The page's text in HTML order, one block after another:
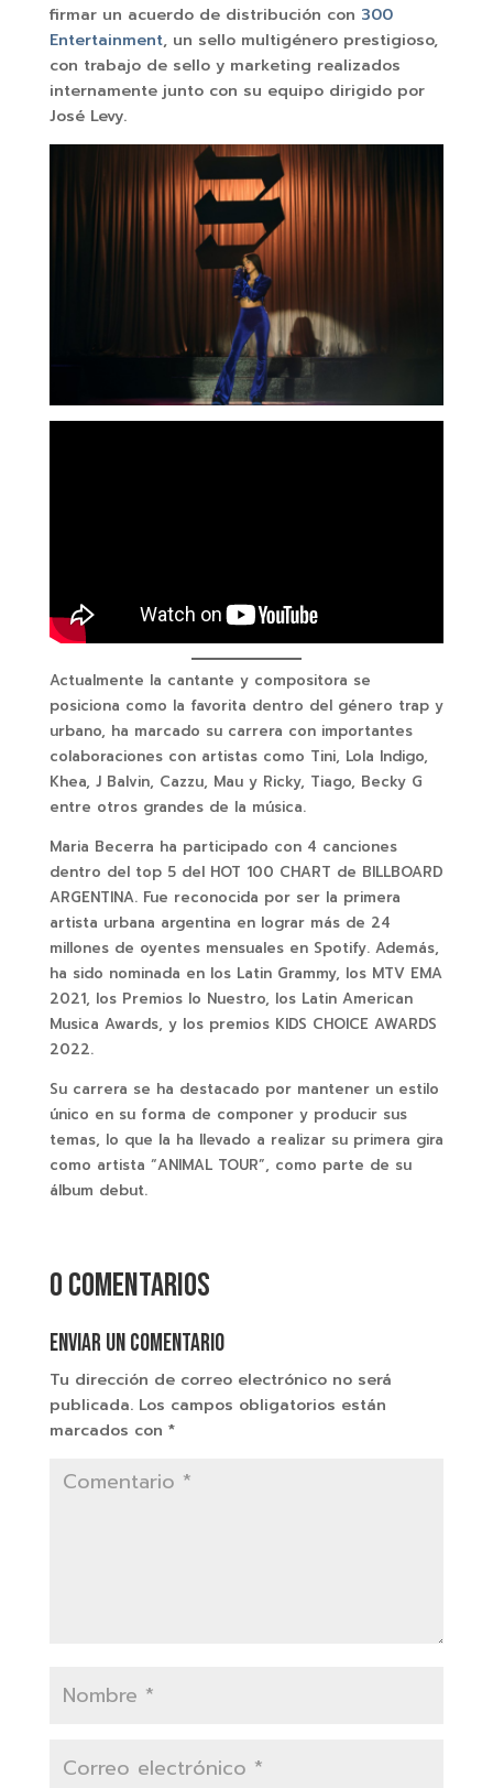
firmar un acuerdo de distribución con 300
Entertainment, un sello multigénero prestigioso,
con trabajo de sello y marketing realizados
internamente junto con su equipo dirigido por
José Levy.
Actualmente la cantante y compositora se
posiciona como la favorita dentro del género trap y
urbano, ha marcado su carrera con importantes
colaboraciones con artistas como Tini, Lola Indigo,
Khea, J Balvin, Cazzu, Mau y Ricky, Tiago, Becky G
entre otros grandes de la música.
Maria Becerra ha participado con 4 canciones
dentro del top 5 del HOT 100 CHART de BILLBOARD
ARGENTINA. Fue reconocida por ser la primera
artista urbana argentina en lograr más de 24
millones de oyentes mensuales en Spotify. Además,
ha sido nominada en los Latin Grammy, los MTV EMA
2021, los Premios lo Nuestro, los Latin American
Musica Awards, y los premios KIDS CHOICE AWARDS
2022.
Su carrera se ha destacado por mantener un estilo
único en su forma de componer y producir sus
temas, lo que la ha llevado a realizar su primera gira
como artista “ANIMAL TOUR”, como parte de su
álbum debut.
0 comentarios
Enviar un comentario
Tu dirección de correo electrónico no será
publicada. Los campos obligatorios están
marcados con *